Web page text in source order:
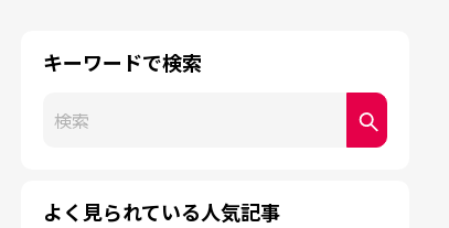
キーワードで検索
これは、自動候補機能付きの検索フィールドです。
よく見られている人気記事